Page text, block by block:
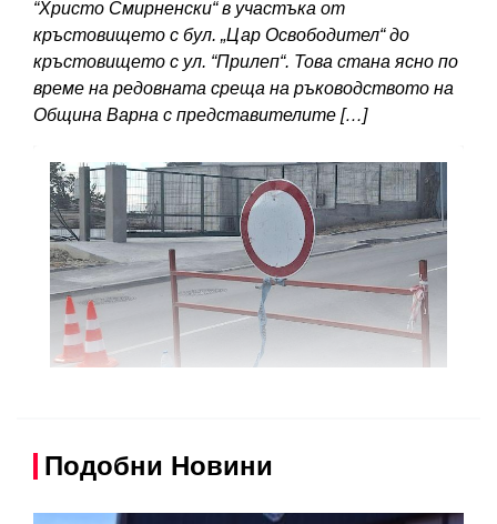
“Христо Смирненски“ в участъка от
кръстовището с бул. „Цар Освободител“ до
кръстовището с ул. “Прилеп“. Това стана ясно по
време на редовната среща на ръководството на
Община Варна с представителите […]
Подобни Новини